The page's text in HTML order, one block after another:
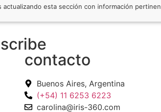
actualizando esta sección con información
contacto
Buenos Aires, Argentina
(+54) 11 6253 6223
carolina@iris-360.com